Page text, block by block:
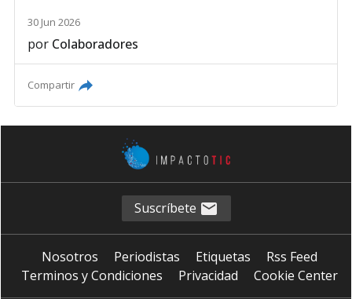
30 Jun 2026
por Colaboradores
Compartir
Suscríbete
Nosotros Periodistas Etiquetas
Rss Feed
Terminos y Condiciones
Privacidad Cookie Center